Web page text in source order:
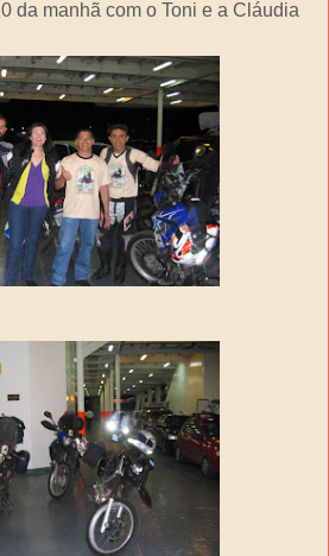
da manhã com o Toni e a Cláudia